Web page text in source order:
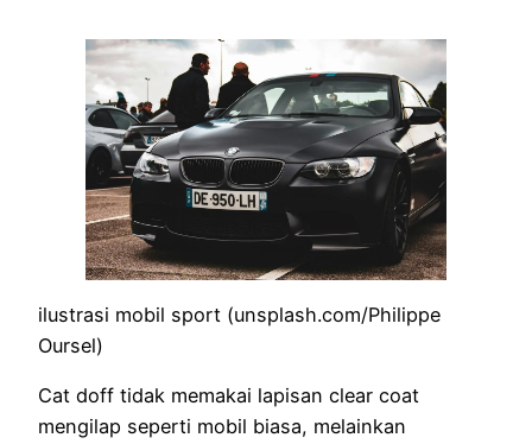
ilustrasi mobil sport (unsplash.com/Philippe
Oursel)
Cat doff tidak memakai lapisan clear coat
mengilap seperti mobil biasa, melainkan